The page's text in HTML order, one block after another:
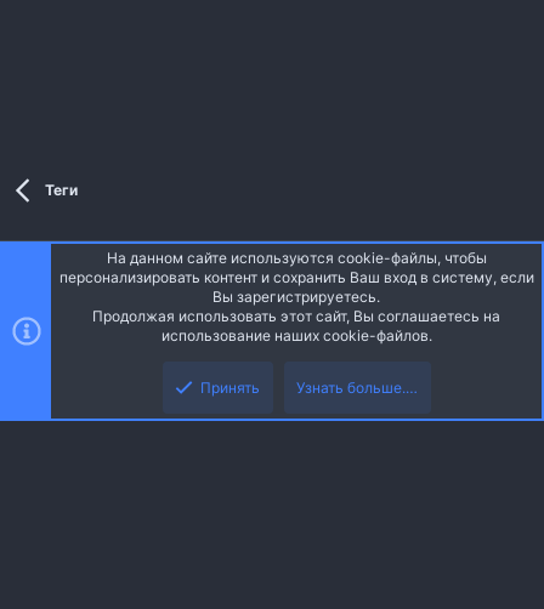
Теги
Обратная связь
Условия и правила
Политика конфиденциальности
Style and add-ons by ThemeHouse
Перевод от Jumuro ®
Запросы 13 Время 0.0371s Память 3.47MB
Верх
На данном сайте используются cookie-файлы, чтобы
персонализировать контент и сохранить Ваш вход в систему, если
Вы зарегистрируетесь.
Продолжая использовать этот сайт, Вы соглашаетесь на
использование наших cookie-файлов.
Принять Узнать больше.…